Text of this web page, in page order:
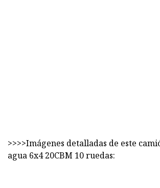
>>>>Imágenes detalladas de este
agua 6x4 20CBM 10 ruedas: